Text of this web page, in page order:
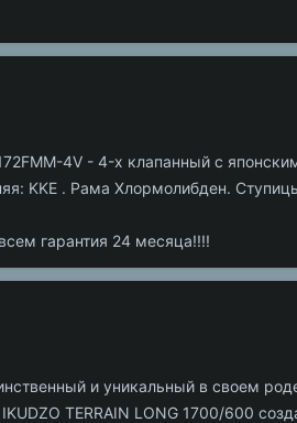
4V - 4-х клапанный с
KKE . Рама Хлормолибден.
гарантия 24 месяца!!!!
и уникальный в своем
TERRAIN LONG 1700/600